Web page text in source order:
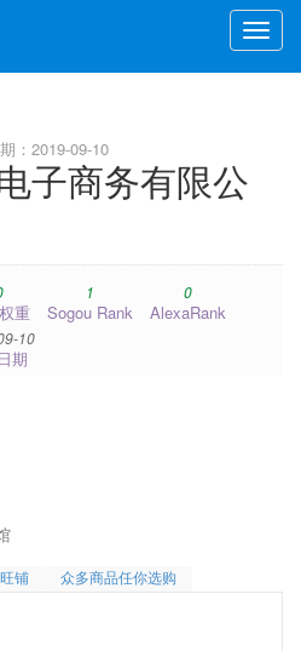
Toggle
：2019-09-10
子商务有限公
重
1
Sogou Rank
0
AlexaRank
10
期
铺 众多商品任你选购